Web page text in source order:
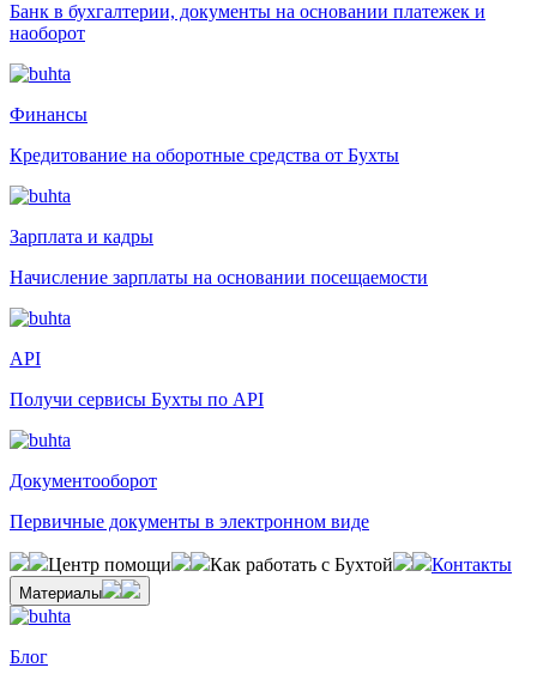
Банк в бухгалтерии, документы на основании платежек и
наоборот
Финансы
Кредитование на оборотные средства от Бухты
Зарплата и кадры
Начисление зарплаты на основании посещаемости
API
Получи сервисы Бухты по API
Документооборот
Первичные документы в электронном виде
Центр помощи Как работать с Бухтой Контакты
Материалы
Блог